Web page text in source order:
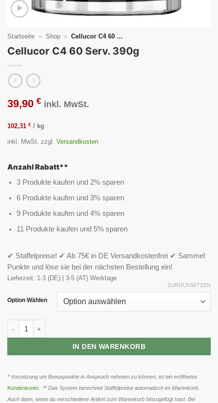
Startseite » Shop » Cellucor C4 60 ...
Cellucor C4 60 Serv. 390g
39,90 € inkl. MwSt.
102,31 € / kg
inkl. MwSt. zzgl. Versandkosten
Anzahl Rabatt**
3 Produkte kaufen und 2% sparen
6 Produkte kaufen und 3% sparen
9 Produkte kaufen und 4% sparen
11 Produkte kaufen und 5% sparen
✔ Staffelpreise! ✔ Ab 75€ in DE Versandkostenfrei ✔ Sammel
Punkte und löse sie bei der nächsten Bestellung ein!
Lieferzeit: 1-3 (DE) | 3-5 (AT) Werktage
Option Wählen
ZURÜCKSETZEN
IN DEN WARENKORB
* Vorsetzung um Bonuspunkte in Anspruch nehmen zu können, ist ein eröffnetes
Kundenkonto . ** Das System berechnet Staffelpreise automatisch im Warenkorb.
Auch dann, wenn du verschiedene Artikel zum Warenkorb hinzugefügt hast. Bei